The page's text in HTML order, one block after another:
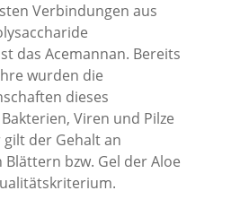
Verbindungen aus
das Acemannan. Bereits
wurden die
dieses
Viren und Pilze
der Gehalt an
bzw. Gel der Aloe